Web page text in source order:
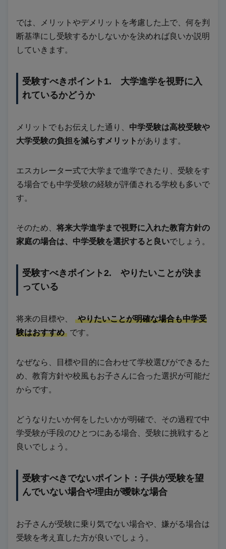
では、メリットやデメリットを考慮した上で、何を判
断基準にし受験するかしないかを決めれば良いか説明
していきます。
受験すべきポイント1. 大学進学を視野に入
れているかどうか
メリットでもお伝えした通り、 中学受験は高校受験や
大学受験の負担を減らすメリット があります。
エスカレーター式で大学まで進学できたり、受験をす
る場合でも中学受験の経験が評価される学校も多いで
す。
そのため、 将来大学進学まで視野に入れた教育方針の
家庭の場合は、中学受験を選択すると良いでしょう。
受験すべきポイント2. やりたいことが決ま
っている
将来の目標や、
やりたいことが明確な場合も中学受
験はおすすめ
です。
なぜなら、目標や目的に合わせて学校選びができるた
め、教育方針や校風もお子さんに合った選択が可能だ
からです。
どうなりたいか何をしたいかが明確で、その過程で中
学受験が手段のひとつにある場合、受験に挑戦すると
良いでしょう。
受験すべきでないポイント：子供が受験を望
んでいない場合や理由が曖昧な場合
お子さんが受験に乗り気でない場合や、嫌がる場合は
受験を考え直した方が良いでしょう。